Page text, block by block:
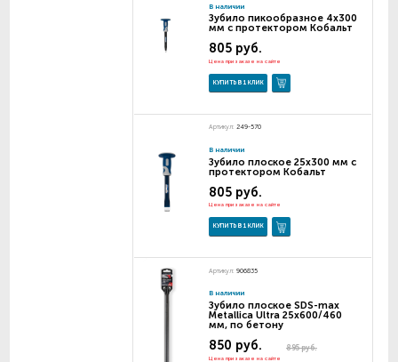
В наличии
Зубило пикообразное 4х300
мм с протектором Кобальт
805 руб.
Цена при заказе на сайте
КУПИТЬ В 1 КЛИК
Артикул: 249-570
В наличии
Зубило плоское 25х300 мм с
протектором Кобальт
805 руб.
Цена при заказе на сайте
КУПИТЬ В 1 КЛИК
Артикул: 906835
В наличии
Зубило плоское SDS-max
Metallica Ultra 25х600/460
мм, по бетону
895 руб.
850 руб.
Цена при заказе на сайте